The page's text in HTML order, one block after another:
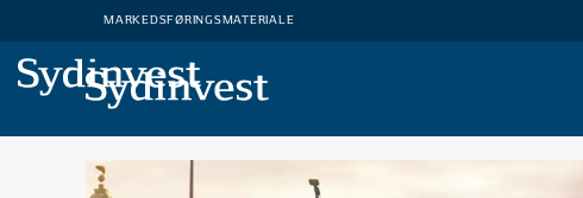
MARKEDSFØRINGSMATERIALE
MARKEDSFØRINGSMATERIALE